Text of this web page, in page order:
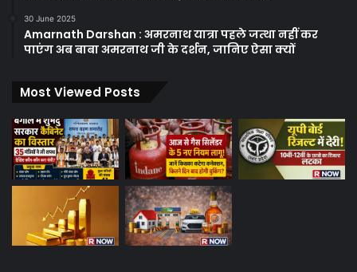
30 June 2025
Amarnath Darshan : अमरनाथ यात्रा पहले जत्था नहीं कर
पाएंग अब बाबा अमरनाथ जी के दर्शन, जानिए ऐसा क्यों
Most Viewed Posts